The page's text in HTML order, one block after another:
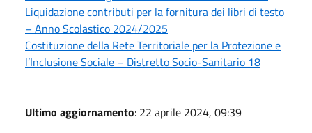
Liquidazione contributi per la fornitura dei libri di testo
– Anno Scolastico 2024/2025
Costituzione della Rete Territoriale per la Protezione e
l’Inclusione Sociale – Distretto Socio-Sanitario 18
Ultimo aggiornamento: 22 aprile 2024, 09:39